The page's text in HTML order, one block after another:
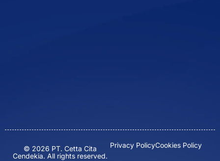
© 2026 PT. Cetta Cita
Cendekia. All rights reserved.
Privacy PolicyCookies Policy